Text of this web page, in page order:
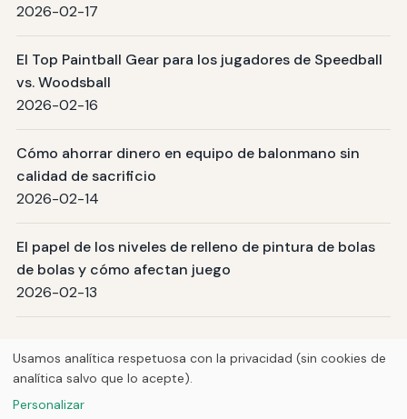
2026-02-17
El Top Paintball Gear para los jugadores de Speedball
vs. Woodsball
2026-02-16
Cómo ahorrar dinero en equipo de balonmano sin
calidad de sacrificio
2026-02-14
El papel de los niveles de relleno de pintura de bolas
de bolas y cómo afectan juego
2026-02-13
Página 1 / 10Siguiente →
Usamos analítica respetuosa con la privacidad (sin cookies de
analítica salvo que lo acepte).
Personalizar